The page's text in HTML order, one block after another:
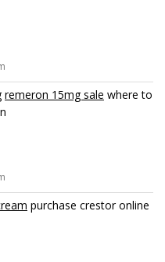
remeron 15mg sale where to
purchase crestor online